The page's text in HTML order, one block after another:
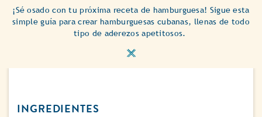
¡Sé osado con tu próxima receta de hamburguesa! Sigue esta
simple guía para crear hamburguesas cubanas, llenas de todo
tipo de aderezos apetitosos.
INGREDIENTES